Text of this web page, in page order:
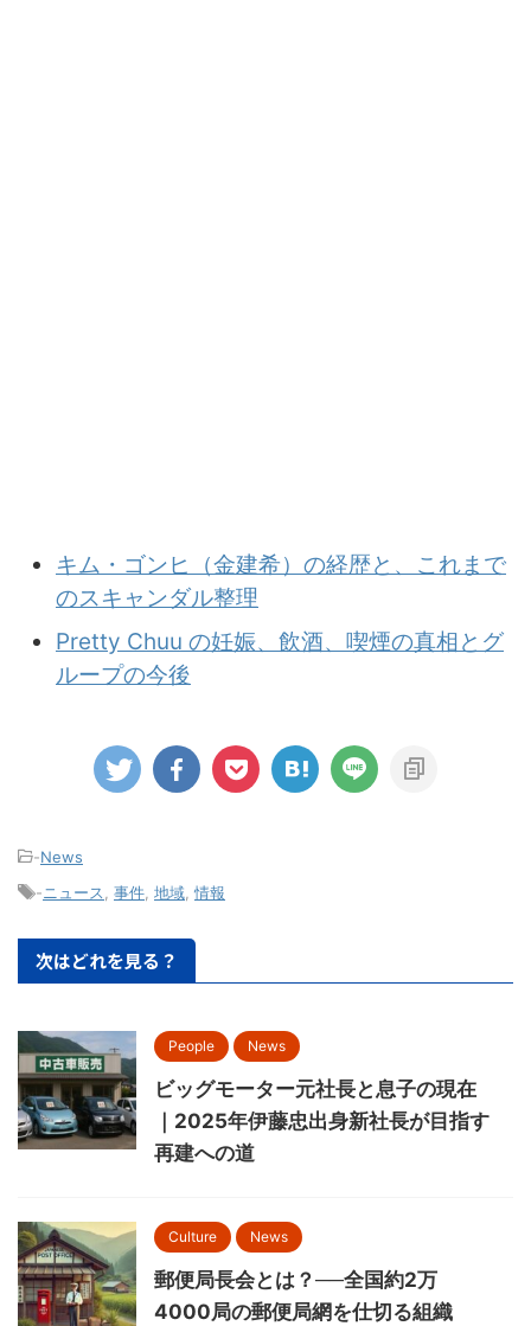
キム・ゴンヒ（金建希）の経歴と、これまで
のスキャンダル整理
Pretty Chuu の妊娠、飲酒、喫煙の真相とグ
ループの今後
-News
-ニュース 事件 地域 情報
次はどれを見る？
People News
ビッグモーター元社長と息子の現在
｜2025年伊藤忠出身新社長が目指す
再建への道
Culture News
郵便局長会とは？──全国約2万
4000局の郵便局網を仕切る組織